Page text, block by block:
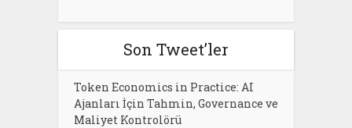
Son Tweet’ler
Token Economics in Practice: AI
Ajanları İçin Tahmin, Governance ve
Maliyet Kontrolörü